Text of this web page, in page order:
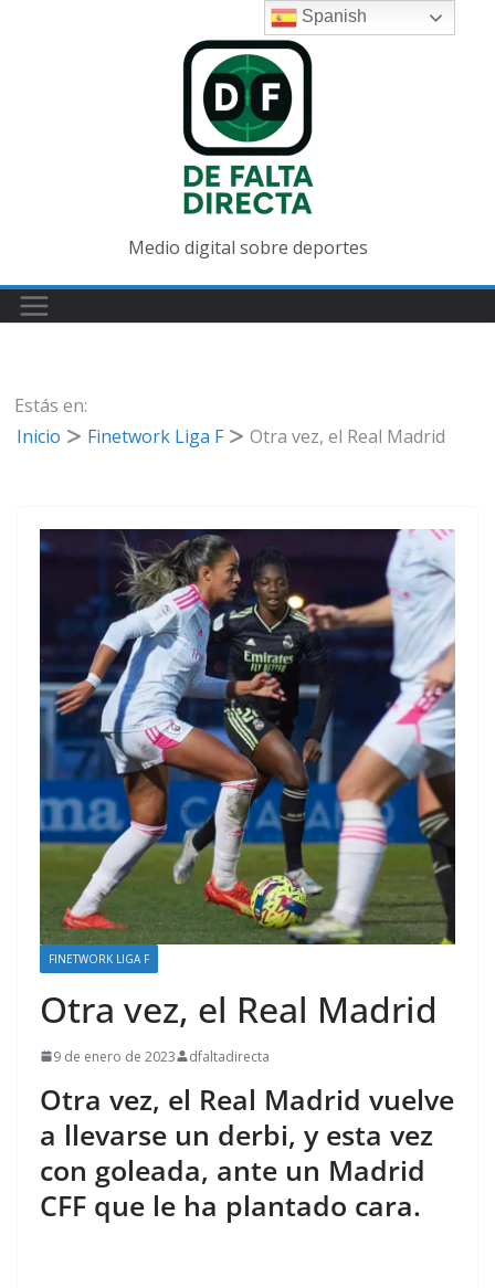
Medio digital sobre deportes
Estás en:
Inicio
Finetwork Liga F Otra vez, el Real Madrid
FINETWORK LIGA F
Otra vez, el Real Madrid
9 de enero de 2023 dfaltadirecta
Otra vez, el Real Madrid vuelve
a llevarse un derbi, y esta vez
con goleada, ante un Madrid
CFF que le ha plantado cara.
Spanish